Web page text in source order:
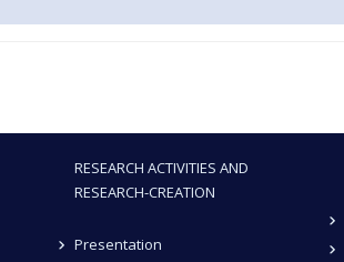
RESEARCH ACTIVITIES AND
RESEARCH-CREATION
Presentation